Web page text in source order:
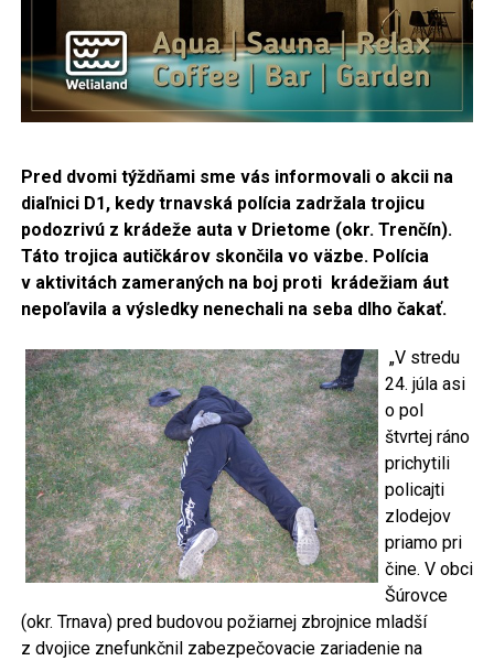
Pred dvomi týždňami sme vás informovali o akcii na
diaľnici D1, kedy trnavská polícia zadržala trojicu
podozrivú z krádeže auta v Drietome (okr. Trenčín).
Táto trojica autičkárov skončila vo väzbe. Polícia
v aktivitách zameraných na boj proti krádežiam áut
nepoľavila a výsledky nenechali na seba dlho čakať.
„V stredu
24. júla asi
o pol
štvrtej ráno
prichytili
policajti
zlodejov
priamo pri
čine. V obci
Šúrovce
(okr. Trnava) pred budovou požiarnej zbrojnice mladší
z dvojice znefunkčnil zabezpečovacie zariadenie na